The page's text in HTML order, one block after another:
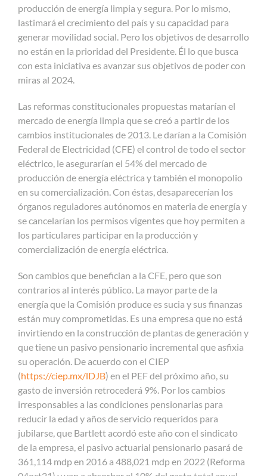
producción de energía limpia y segura. Por lo mismo,
lastimará el crecimiento del país y su capacidad para
generar movilidad social. Pero los objetivos de desarrollo
no están en la prioridad del Presidente. Él lo que busca
con esta iniciativa es avanzar sus objetivos de poder con
miras al 2024.
Las reformas constitucionales propuestas matarían el
mercado de energía limpia que se creó a partir de los
cambios institucionales de 2013. Le darían a la Comisión
Federal de Electricidad (CFE) el control de todo el sector
eléctrico, le asegurarían el 54% del mercado de
producción de energía eléctrica y también el monopolio
en su comercialización. Con éstas, desaparecerían los
órganos reguladores autónomos en materia de energía y
se cancelarían los permisos vigentes que hoy permiten a
los particulares participar en la producción y
comercialización de energía eléctrica.
Son cambios que benefician a la CFE, pero que son
contrarios al interés público. La mayor parte de la
energía que la Comisión produce es sucia y sus finanzas
están muy comprometidas. Es una empresa que no está
invirtiendo en la construcción de plantas de generación y
que tiene un pasivo pensionario incremental que asfixia
su operación. De acuerdo con el CIEP
(https://ciep.mx/lDJB) en el PEF del próximo año, su
gasto de inversión retrocederá 9%. Por los cambios
irresponsables a las condiciones pensionarias para
reducir la edad y años de servicio requeridos para
jubilarse, que Bartlett acordó este año con el sindicato
de la empresa, el pasivo actuarial pensionario pasará de
361,114 mdp en 2016 a 488,021 mdp en 2022 (Reforma